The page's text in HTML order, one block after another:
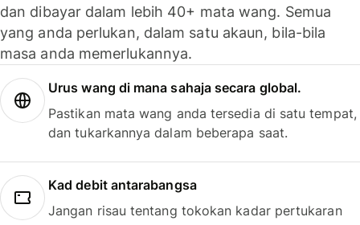
dan dibayar dalam lebih 40+ mata wang. Semua
yang anda perlukan, dalam satu akaun, bila-bila
masa anda memerlukannya.
Urus wang di mana sahaja secara global.
Pastikan mata wang anda tersedia di satu tempat,
dan tukarkannya dalam beberapa saat.
Kad debit antarabangsa
Jangan risau tentang tokokan kadar pertukaran